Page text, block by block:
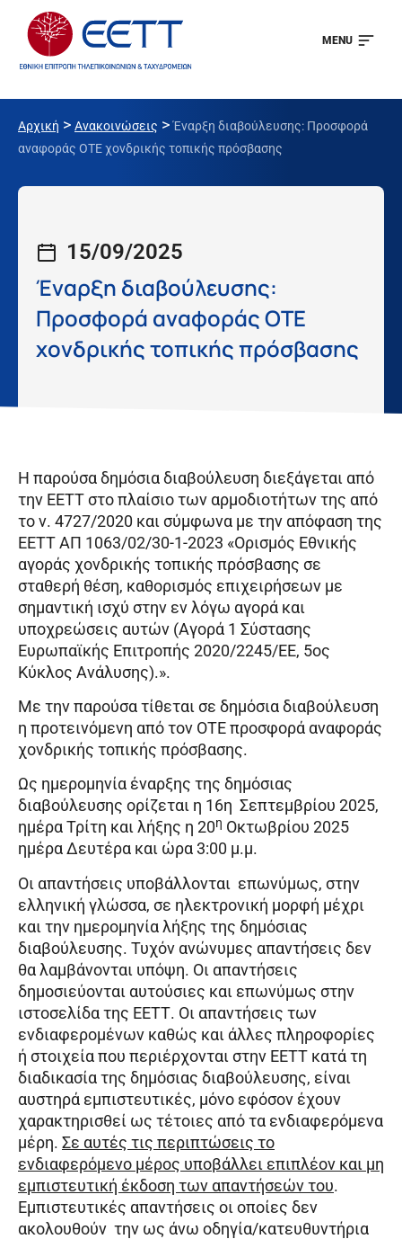
MENU
Αρχική > Ανακοινώσεις >Έναρξη διαβούλευσης: Προσφορά
αναφοράς ΟΤΕ χονδρικής τοπικής πρόσβασης
15/09/2025
Έναρξη διαβούλευσης:
Προσφορά αναφοράς ΟΤΕ
χονδρικής τοπικής πρόσβασης
Η παρούσα δημόσια διαβούλευση διεξάγεται από
την ΕΕΤΤ στο πλαίσιο των αρμοδιοτήτων της από
το ν. 4727/2020 και σύμφωνα με την απόφαση της
ΕΕΤΤ ΑΠ 1063/02/30-1-2023 «Ορισμός Εθνικής
αγοράς χονδρικής τοπικής πρόσβασης σε
σταθερή θέση, καθορισμός επιχειρήσεων με
σημαντική ισχύ στην εν λόγω αγορά και
υποχρεώσεις αυτών (Αγορά 1 Σύστασης
Ευρωπαϊκής Επιτροπής 2020/2245/ΕΕ, 5ος
Κύκλος Ανάλυσης).».
Με την παρούσα τίθεται σε δημόσια διαβούλευση
η προτεινόμενη από τον ΟΤΕ προσφορά αναφοράς
χονδρικής τοπικής πρόσβασης.
Ως ημερομηνία έναρξης της δημόσιας
διαβούλευσης ορίζεται η 16η Σεπτεμβρίου 2025,
ημέρα Τρίτη και λήξης η 20η Οκτωβρίου 2025
ημέρα Δευτέρα και ώρα 3:00 μ.μ.
Οι απαντήσεις υποβάλλονται επωνύμως, στην
ελληνική γλώσσα, σε ηλεκτρονική μορφή μέχρι
και την ημερομηνία λήξης της δημόσιας
διαβούλευσης. Τυχόν ανώνυμες απαντήσεις δεν
θα λαμβάνονται υπόψη. Οι απαντήσεις
δημοσιεύονται αυτούσιες και επωνύμως στην
ιστοσελίδα της ΕΕΤΤ. Οι απαντήσεις των
ενδιαφερομένων καθώς και άλλες πληροφορίες
ή στοιχεία που περιέρχονται στην ΕΕΤΤ κατά τη
διαδικασία της δημόσιας διαβούλευσης, είναι
αυστηρά εμπιστευτικές, μόνο εφόσον έχουν
χαρακτηρισθεί ως τέτοιες από τα ενδιαφερόμενα
μέρη. Σε αυτές τις περιπτώσεις το
ενδιαφερόμενο μέρος υποβάλλει επιπλέον και μη
εμπιστευτική έκδοση των απαντήσεών του.
Εμπιστευτικές απαντήσεις οι οποίες δεν
ακολουθούν την ως άνω οδηγία/κατευθυντήρια